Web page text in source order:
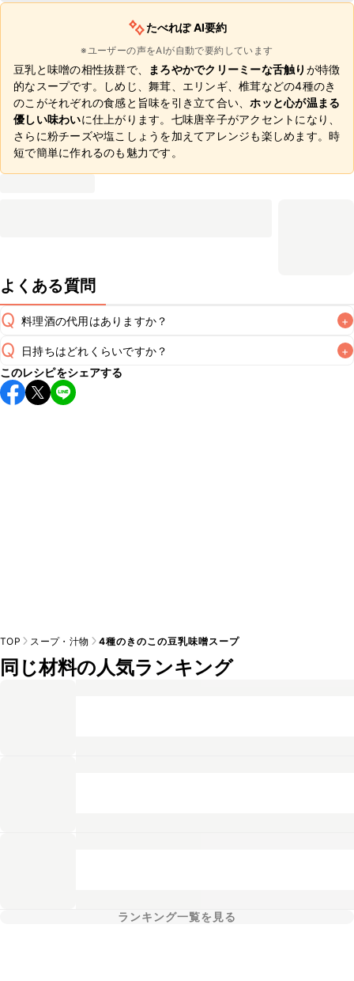
たべれぽ AI要約
※ユーザーの声をAIが自動で要約しています
豆乳と味噌の相性抜群で、 まろやかでクリーミーな舌触り が特徴
的なスープです。しめじ、舞茸、エリンギ、椎茸などの4種のき
のこがそれぞれの食感と旨味を引き立て合い、ホッと心が温まる
優しい味わいに仕上がります。七味唐辛子がアクセントになり、
さらに粉チーズや塩こしょうを加えてアレンジも楽しめます。時
短で簡単に作れるのも魅力です。
よくある質問
Q 料理酒の代用はありますか？ +
A
Q 日持ちはどれくらいですか？ +
保存期間は冷蔵で翌日中が目安です。なるべくお早めにお召
し上がりください。
このレシピをシェアする
TOP スープ・汁物 4種のきのこの豆乳味噌スープ
同じ材料の人気ランキング
ランキング一覧を見る